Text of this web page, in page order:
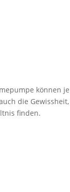
können
die
finden.